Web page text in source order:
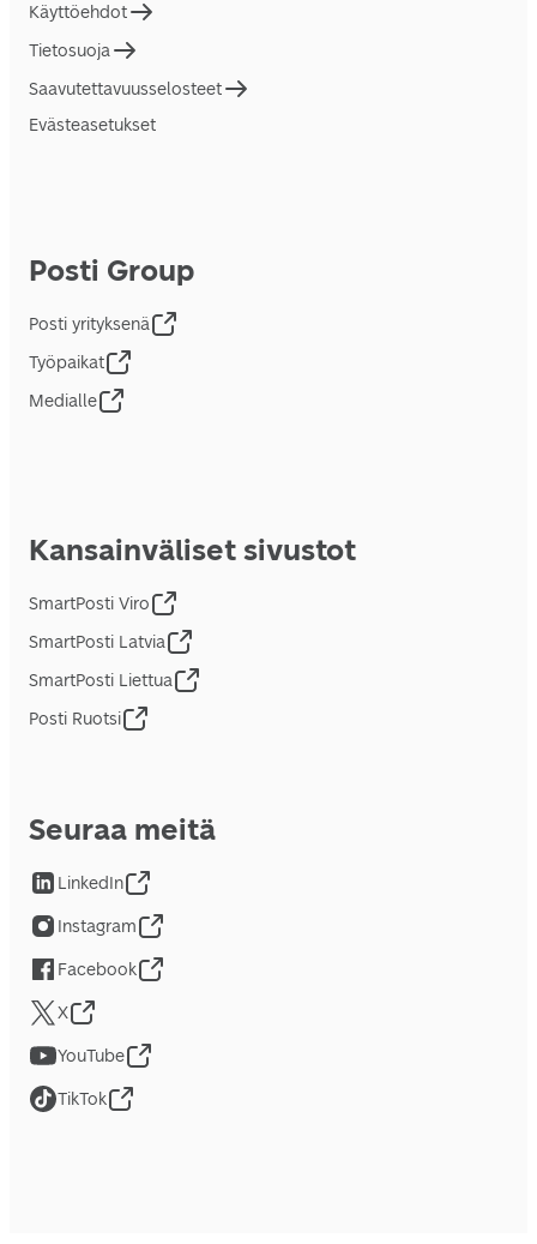
Käyttöehdot
Tietosuoja
Saavutettavuusselosteet
Evästeasetukset
Posti Group
Posti yrityksenä
Työpaikat
Medialle
Kansainväliset sivustot
SmartPosti Viro
SmartPosti Latvia
SmartPosti Liettua
Posti Ruotsi
Seuraa meitä
LinkedIn
Instagram
Facebook
X
YouTube
TikTok